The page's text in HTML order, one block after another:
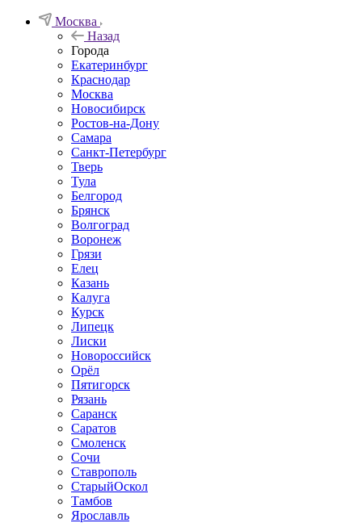
Москва
Назад
Города
Екатеринбург
Краснодар
Москва
Новосибирск
Ростов-на-Дону
Самара
Санкт-Петербург
Тверь
Тула
Белгород
Брянск
Волгоград
Воронеж
Грязи
Елец
Казань
Калуга
Курск
Липецк
Лиски
Новороссийск
Орёл
Пятигорск
Рязань
Саранск
Саратов
Смоленск
Сочи
Ставрополь
СтарыйОскол
Тамбов
Ярославль